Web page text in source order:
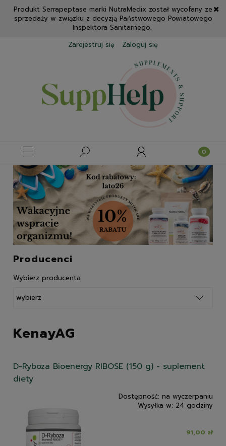
Produkt Serrapeptase marki NutraMedix został wycofany ze
sprzedaży w związku z decyzją Państwowego Powiatowego
Inspektora Sanitarnego.
Zarejestruj się
Zaloguj się
Producenci
Wybierz producenta
KenayAG
D-Ryboza Bioenergy RIBOSE (150 g) - suplement
diety
Dostępność: na wyczerpaniu
Wysyłka w: 24 godziny
91,00 zł